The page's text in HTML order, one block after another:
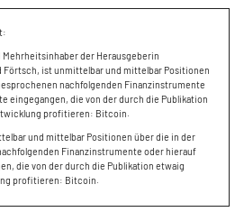
der Herausgeberin
Förtsch, ist unmittelbar und mittelbar Positionen
nachfolgenden Finanzinstrumente
eingegangen, die von der durch die Publikation
profitieren: Bitcoin.
und mittelbar Positionen über die in der
Finanzinstrumente oder hierauf
die von der durch die Publikation etwaig
profitieren: Bitcoin.